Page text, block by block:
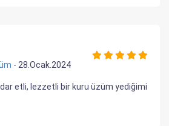
- 28.Ocak.2024
etli, lezzetli bir kuru üzüm yediğimi